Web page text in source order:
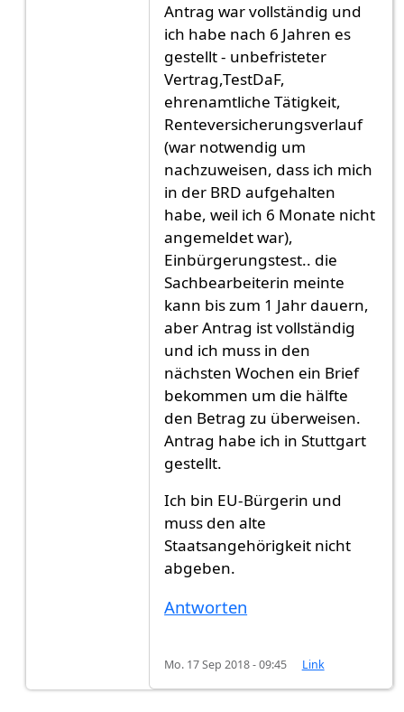
Antrag war vollständig und
ich habe nach 6 Jahren es
gestellt - unbefristeter
Vertrag,TestDaF,
ehrenamtliche Tätigkeit,
Renteversicherungsverlauf
(war notwendig um
nachzuweisen, dass ich mich
in der BRD aufgehalten
habe, weil ich 6 Monate nicht
angemeldet war),
Einbürgerungstest.. die
Sachbearbeiterin meinte
kann bis zum 1 Jahr dauern,
aber Antrag ist vollständig
und ich muss in den
nächsten Wochen ein Brief
bekommen um die hälfte
den Betrag zu überweisen.
Antrag habe ich in Stuttgart
gestellt.
Ich bin EU-Bürgerin und
muss den alte
Staatsangehörigkeit nicht
abgeben.
Antworten
Mo. 17 Sep 2018 - 09:45 Link